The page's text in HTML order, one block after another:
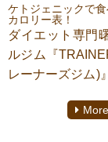
お話していきま
ケトジェニックで
カロリー表！
ダイエット専門
ルジム『
レーナーズジム)
ます【清瀬 淳】
More